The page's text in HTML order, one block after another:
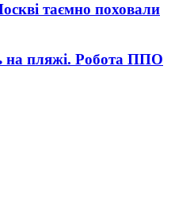
таємно поховали
на пляжі. Робота ППО